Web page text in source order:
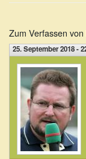
Zum Verfassen
25. September 2018 -